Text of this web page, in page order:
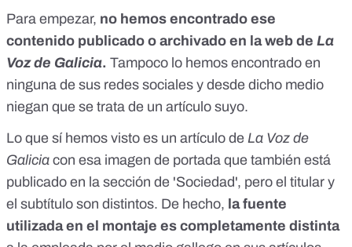
Para empezar, no hemos encontrado ese
contenido publicado o archivado en la web de La
Voz de Galicia. Tampoco lo hemos encontrado en
ninguna de sus redes sociales y desde dicho medio
niegan que se trata de un artículo suyo.
Lo que sí hemos visto es un artículo de La Voz de
Galicia con esa imagen de portada que también está
publicado en la sección de 'Sociedad', pero el titular y
el subtítulo son distintos. De hecho, la fuente
utilizada en el montaje es completamente distinta